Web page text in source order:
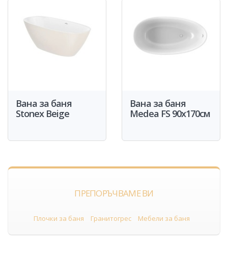
Вана за баня
Stonex Beige
Вана за баня
Medea FS 90x170см
ПРЕПОРЪЧВАМЕ ВИ
Плочки за баня Гранитогрес Мебели за баня